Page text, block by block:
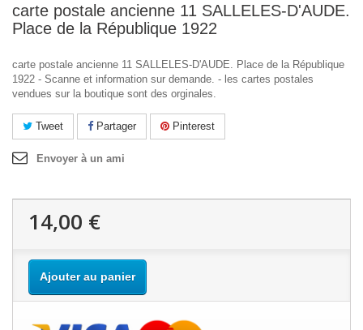
carte postale ancienne 11 SALLELES-D'AUDE.
Place de la République 1922
carte postale ancienne 11 SALLELES-D'AUDE. Place de la République
1922 - Scanne et information sur demande. - les cartes postales
vendues sur la boutique sont des orginales.
Tweet Partager Pinterest
Envoyer à un ami
14,00 €
Ajouter au panier